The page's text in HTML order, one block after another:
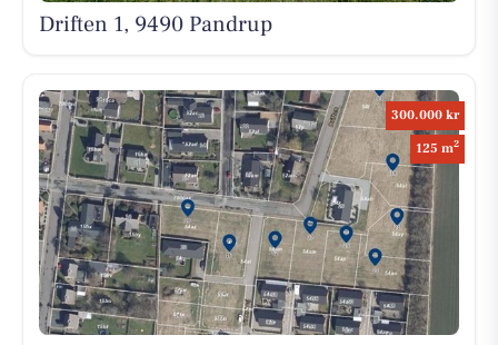
Driften 1, 9490 Pandrup
300.000 kr
125 m2